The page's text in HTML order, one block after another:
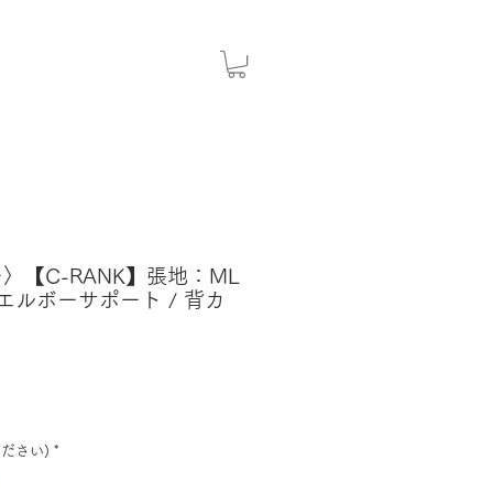
【C-RANK】張地：ML
ルボーサポート / 背カ
さい) *